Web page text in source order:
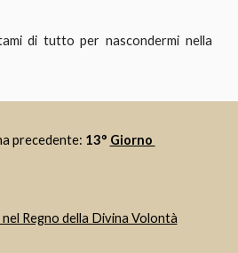
di tutto per nascondermi nella
precedente: 13° Giorno
Regno della Divina Volontà